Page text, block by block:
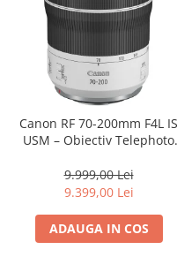
Carcase de tip Cage, pentru
integrare in sisteme video
complexe
Curatare Senzor
Huse de ploaie
Microfoane / Reportofoane
Nivela patina
Transmitator de fisiere fara
Vizor
Accesorii diverse
Canon RF 70-200mm F4L IS
USM – Obiectiv Telephoto
9.999,00 Lei
9.399,00 Lei
ADAUGA IN COS